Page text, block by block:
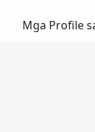
Mga Profile